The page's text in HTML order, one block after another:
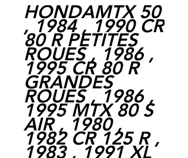
HONDAMTX 50
, 1984 , 1990 CR
80 R PETITES
ROUES , 1986 ,
1995 CR 80 R
GRANDES
ROUES , 1986 ,
1995 MTX 80 S
AIR , 1980 ,
1982 CR 125 R ,
1983 , 1991 XL